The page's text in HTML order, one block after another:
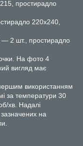
простирадло
220х240,
— 2 шт., простирадло
На фото 4
вигляд має
використанням
за температури 30
хв. Надалі
на